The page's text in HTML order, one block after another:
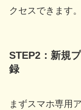
クセスできます。
STEP2：新規
録
まずスマホ専用